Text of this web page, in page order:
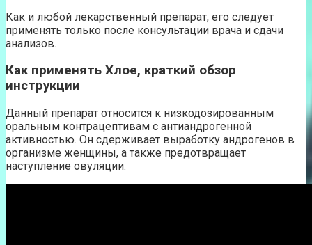
Как и любой лекарственный препарат, его следует
применять только после консультации врача и сдачи
анализов.
Как применять Хлое, краткий обзор
инструкции
Данный препарат относится к низкодозированным
оральным контрацептивам с антиандрогенной
активностью. Он сдерживает выработку андрогенов в
организме женщины, а также предотвращает
наступление овуляции.